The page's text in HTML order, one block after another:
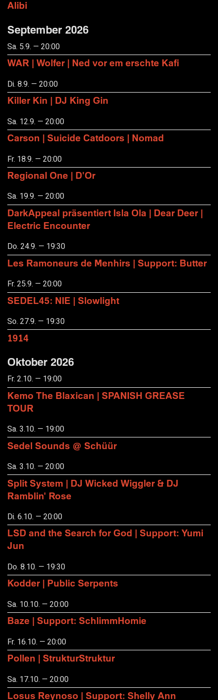
Alibi
September 2026
Sa. 5.9. — 20:00
WAR | Wolfer | Ned vor em erschte Kafi
Di. 8.9. — 20:00
Killer Kin | DJ King Gin
Sa. 12.9. — 20:00
Carson | Suicide Catdoors | Nomad
Fr. 18.9. — 20:00
Regional One | D'Or
Sa. 19.9. — 20:00
DarkAppeal präsentiert Isla Ola | Dear Deer |
Electric Encounter
Do. 24.9. — 19:30
Les Ramoneurs de Menhirs | Support: Butter
Fr. 25.9. — 20:00
SEDEL45: NIE | Slowlight
So. 27.9. — 19:30
1914
Oktober 2026
Fr. 2.10. — 19:00
Kemo The Blaxican | SPANISH GREASE
TOUR
Sa. 3.10. — 19:00
Sedel Sounds @ Schüür
Sa. 3.10. — 20:00
Split System | DJ Wicked Wiggler & DJ
Ramblin' Rose
Di. 6.10. — 20:00
LSD and the Search for God | Support: Yumi
Jun
Do. 8.10. — 19:30
Kodder | Public Serpents
Sa. 10.10. — 20:00
Baze | Support: SchlimmHomie
Fr. 16.10. — 20:00
Pollen | StrukturStruktur
Sa. 17.10. — 20:00
Losus Reynoso | Support: Shelly Ann